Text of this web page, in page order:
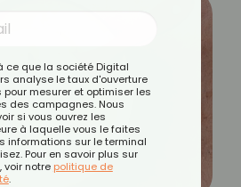
ce que la société Digital
analyse le taux d'ouverture
pour mesurer et optimiser les
des campagnes. Nous
si vous ouvrez les
à laquelle vous le faites
informations sur le terminal
Pour en savoir plus sur
voir notre politique de
.